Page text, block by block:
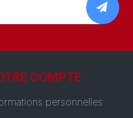
COMPTE
personnelles